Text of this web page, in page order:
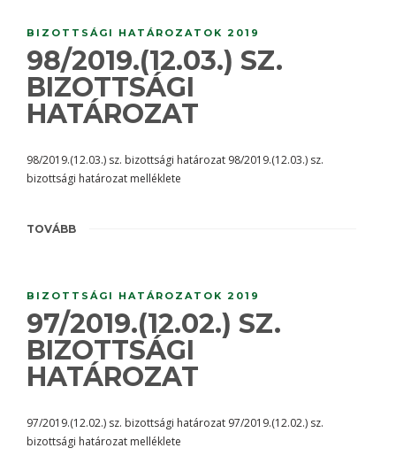
BIZOTTSÁGI HATÁROZATOK 2019
98/2019.(12.03.) SZ.
BIZOTTSÁGI
HATÁROZAT
98/2019.(12.03.) sz. bizottsági határozat 98/2019.(12.03.) sz.
bizottsági határozat melléklete
TOVÁBB
BIZOTTSÁGI HATÁROZATOK 2019
97/2019.(12.02.) SZ.
BIZOTTSÁGI
HATÁROZAT
97/2019.(12.02.) sz. bizottsági határozat 97/2019.(12.02.) sz.
bizottsági határozat melléklete